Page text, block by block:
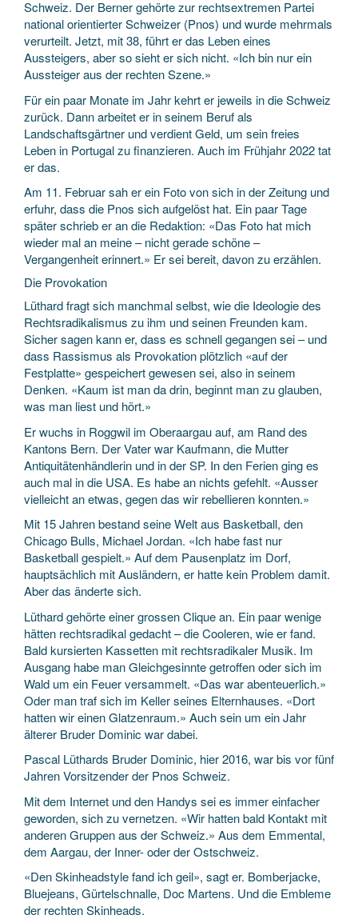
Schweiz. Der Berner gehörte zur rechtsextremen Partei
national orientierter Schweizer (Pnos) und wurde mehrmals
verurteilt. Jetzt, mit 38, führt er das Leben eines
Aussteigers, aber so sieht er sich nicht. «Ich bin nur ein
Aussteiger aus der rechten Szene.»
Für ein paar Monate im Jahr kehrt er jeweils in die Schweiz
zurück. Dann arbeitet er in seinem Beruf als
Landschaftsgärtner und verdient Geld, um sein freies
Leben in Portugal zu finanzieren. Auch im Frühjahr 2022 tat
er das.
Am 11. Februar sah er ein Foto von sich in der Zeitung und
erfuhr, dass die Pnos sich aufgelöst hat. Ein paar Tage
später schrieb er an die Redaktion: «Das Foto hat mich
wieder mal an meine – nicht gerade schöne –
Vergangenheit erinnert.» Er sei bereit, davon zu erzählen.
Die Provokation
Lüthard fragt sich manchmal selbst, wie die Ideologie des
Rechtsradikalismus zu ihm und seinen Freunden kam.
Sicher sagen kann er, dass es schnell gegangen sei – und
dass Rassismus als Provokation plötzlich «auf der
Festplatte» gespeichert gewesen sei, also in seinem
Denken. «Kaum ist man da drin, beginnt man zu glauben,
was man liest und hört.»
Er wuchs in Roggwil im Oberaargau auf, am Rand des
Kantons Bern. Der Vater war Kaufmann, die Mutter
Antiquitätenhändlerin und in der SP. In den Ferien ging es
auch mal in die USA. Es habe an nichts gefehlt. «Ausser
vielleicht an etwas, gegen das wir rebellieren konnten.»
Mit 15 Jahren bestand seine Welt aus Basketball, den
Chicago Bulls, Michael Jordan. «Ich habe fast nur
Basketball gespielt.» Auf dem Pausenplatz im Dorf,
hauptsächlich mit Ausländern, er hatte kein Problem damit.
Aber das änderte sich.
Lüthard gehörte einer grossen Clique an. Ein paar wenige
hätten rechtsradikal gedacht – die Cooleren, wie er fand.
Bald kursierten Kassetten mit rechtsradikaler Musik. Im
Ausgang habe man Gleichgesinnte getroffen oder sich im
Wald um ein Feuer versammelt. «Das war abenteuerlich.»
Oder man traf sich im Keller seines Elternhauses. «Dort
hatten wir einen Glatzenraum.» Auch sein um ein Jahr
älterer Bruder Dominic war dabei.
Pascal Lüthards Bruder Dominic, hier 2016, war bis vor fünf
Jahren Vorsitzender der Pnos Schweiz.
Mit dem Internet und den Handys sei es immer einfacher
geworden, sich zu vernetzen. «Wir hatten bald Kontakt mit
anderen Gruppen aus der Schweiz.» Aus dem Emmental,
dem Aargau, der Inner- oder der Ostschweiz.
«Den Skinheadstyle fand ich geil», sagt er. Bomberjacke,
Bluejeans, Gürtelschnalle, Doc Martens. Und die Embleme
der rechten Skinheads.